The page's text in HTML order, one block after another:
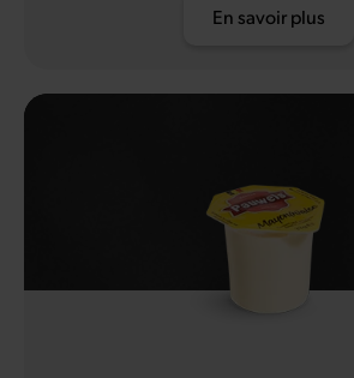
En savoir plus